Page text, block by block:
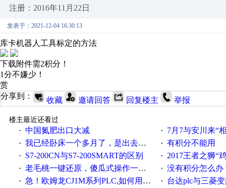
注册：2016年11月22日
发表于：2021-12-04 16:30:13
库卡机器人工具标定的方法
下载附件需2积分！
1分不嫌少！
赏
分享到：
收藏 邀请回答 回复楼主 举报
楼主最近还看过
· 中国氮肥出口大减 · 7月7与安川来“
· 我已经卧床一个多月了，是出去安装机械手在高速遭遇车祸所致:大家工作都要特别注意啊 · 有积分不能用
· S7-200CN与S7-200SMART的区别 · 2017王者之狮“鸡”情签到
· 老毛桃一键还原，傻瓜式操作一键轻松备份还原；程序为向导式安装，一键即可实现自动备份或还原系统。 · 没有积分怎么办
· 急！欧姆龙CJ1M系列PLC,如何用时间控制变频器。要求时间在组态王中可以自由输入！拜托各位大神了！ · 台达plc与三菱